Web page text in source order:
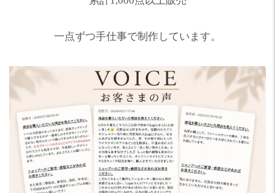
一点ずつ手仕事で制作しています。